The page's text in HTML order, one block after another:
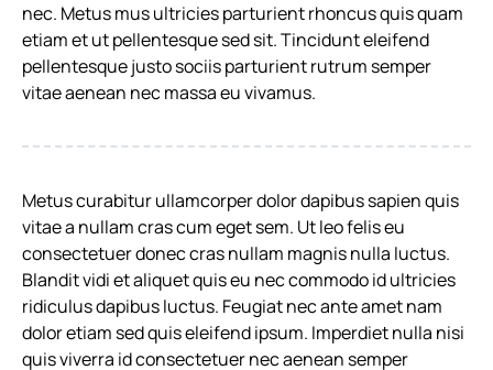
nec. Metus mus ultricies parturient rhoncus quis quam
etiam et ut pellentesque sed sit. Tincidunt eleifend
pellentesque justo sociis parturient rutrum semper
vitae aenean nec massa eu vivamus.
Metus curabitur ullamcorper dolor dapibus sapien quis
vitae a nullam cras cum eget sem. Ut leo felis eu
consectetuer donec cras nullam magnis nulla luctus.
Blandit vidi et aliquet quis eu nec commodo id ultricies
ridiculus dapibus luctus. Feugiat nec ante amet nam
dolor etiam sed quis eleifend ipsum. Imperdiet nulla nisi
quis viverra id consectetuer nec aenean semper